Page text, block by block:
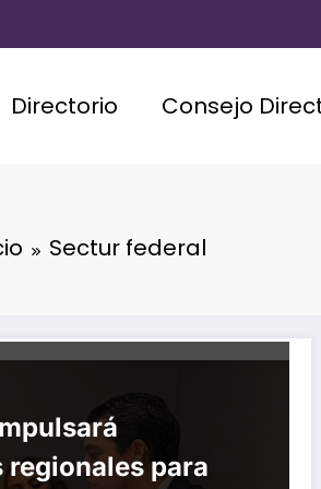
Directorio Consejo
Sectur federal
regionales para